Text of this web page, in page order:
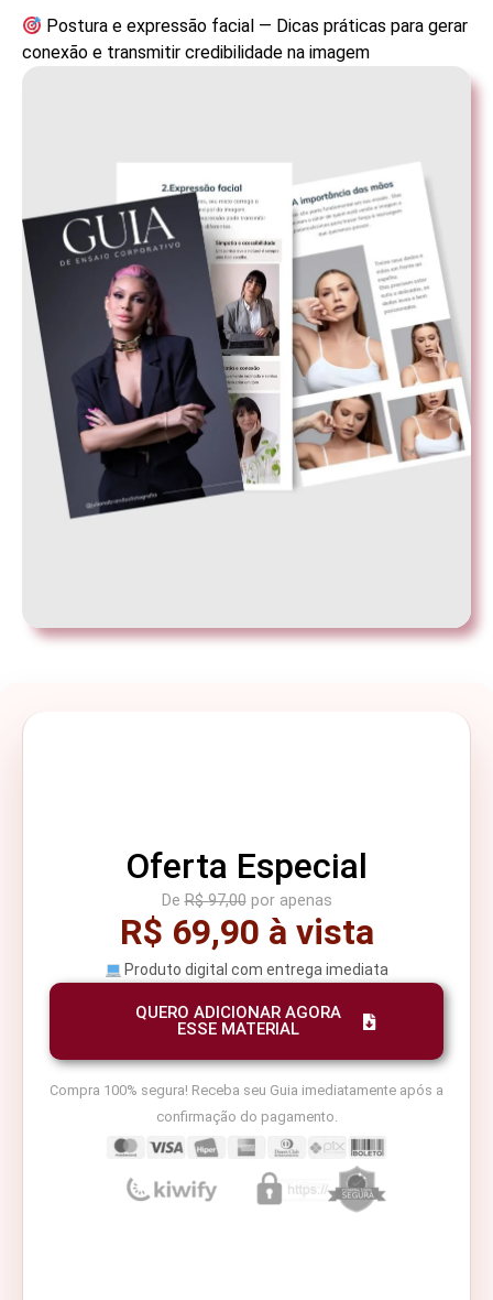
Postura e expressão facial — Dicas práticas para gerar
conexão e transmitir credibilidade na imagem
Oferta Especial
DeR$ 97,00por apenas
R$ 69,90 à vista
Produto digital com entrega imediata
QUERO ADICIONAR AGORA
ESSE MATERIAL
Compra 100% segura! Receba seu Guia imediatamente após a
confirmação do pagamento.